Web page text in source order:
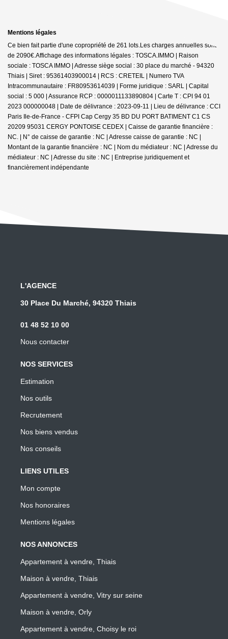
Mentions légales
Ce bien fait partie d'une copropriété de 261 lots.Les charges annuelles sont
de 2090€.Affichage des informations légales : TOSCA.IMMO | Raison
sociale : TOSCA IMMO | Adresse siège social : 30 place du marché - 94320
Thiais | Siret : 95361403900014 | RCS : CRETEIL | Numero TVA
Intracommunautaire : FR80953614039 | Forme juridique : SARL | Capital
social : 5 000 | Assurance RCP : 0000011133890804 | Carte T : CPI 94 01
2023 000000048 | Date de délivrance : 2023-09-11 | Lieu de délivrance : CCI
Paris Ile-de-France - CFPI Cap Cergy 35 BD DU PORT BATIMENT C1 CS
20209 95031 CERGY PONTOISE CEDEX | Caisse de garantie financière :
NC. | N° de caisse de garantie : NC | Adresse caisse de garantie : NC |
Montant de la garantie financière : NC | Nom du médiateur : NC | Adresse du
médiateur : NC | Adresse du site : NC | Entreprise juridiquement et
financièrement indépendante
L'AGENCE
30 Place Du Marché, 94320 Thiais
01 48 52 10 00
Nous contacter
NOS SERVICES
Estimation
Nos outils
Recrutement
Nos biens vendus
Nos conseils
LIENS UTILES
Mon compte
Nos honoraires
Mentions légales
NOS ANNONCES
Appartement à vendre, Thiais
Maison à vendre, Thiais
Appartement à vendre, Vitry sur seine
Maison à vendre, Orly
Appartement à vendre, Choisy le roi